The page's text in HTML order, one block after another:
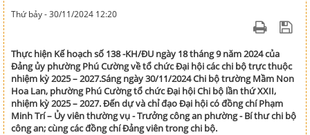
Thứ bảy - 30/11/2024 12:20
Thực hiện Kế hoạch số 138 -KH/ĐU ngày 18 tháng 9 năm 2024 của
Đảng ủy phường Phú Cường về tổ chức Đại hội các chi bộ trực thuộc
nhiệm kỳ 2025 – 2027.Sáng ngày 30/11/2024 Chi bộ trường Mầm Non
Hoa Lan, phường Phú Cường tổ chức Đại hội Chi bộ lần thứ XXII,
nhiệm kỳ 2025 – 2027. Đến dự và chỉ đạo Đại hội có đồng chí Phạm
Minh Trí – Ủy viên thường vụ - Trưởng công an phường - Bí thư chi bộ
công an; cùng các đồng chí Đảng viên trong chi bộ.